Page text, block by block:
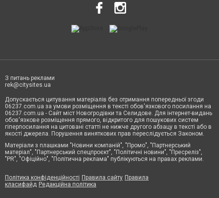
З питань реклами
rek@citysites.ua
Допускається цитування матеріалів без отримання попередньої згоди
06237.com.ua за умови розміщення в тексті обов'язкового посилання на
06237.com.ua - Сайт міст Новогродівки та Селидове. Для інтернет-видань
обов'язкове розміщення прямого, відкритого для пошукових систем
гіперпосилання на цитовані статті не нижче другого абзацу в тексті або в
якості джерела. Порушення виняткових прав переслідується Законом.
Матеріали з плашками "Новини компаній", "Промо", "Партнерський
матеріал", "Партнерський спецпроєкт", "Політичні новини", "Пресреліз",
"PR", "Офіційно", "Політична реклама" публікуються на правах реклами.
Політика конфіденційності Правила сайту Правила
класифайд Редакційна політика